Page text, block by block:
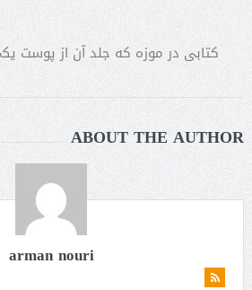
کتابی در موزه که جلد آن از پوست
ABOUT THE AUTHOR
arman nouri